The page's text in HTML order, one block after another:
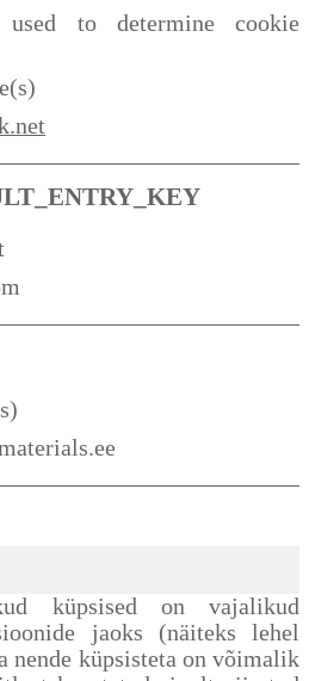
used to determine cookie
küpsised on vajalikud
jaoks (näiteks lehel
nende küpsisteta on võimalik